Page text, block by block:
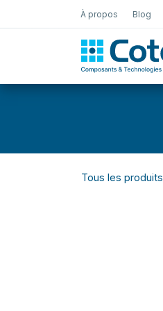
À propos Blog
Tous les produits